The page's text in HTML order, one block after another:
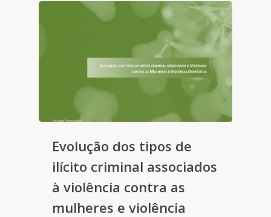
Evolução dos tipos de
ilícito criminal associados
à violência contra as
mulheres e violência